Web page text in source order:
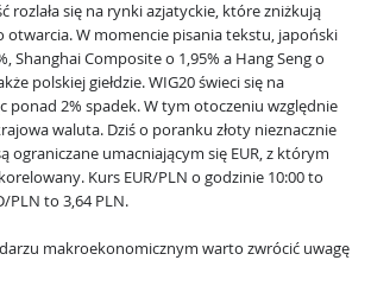
rozlała się na rynki azjatyckie, które zniżkują
otwarcia. W momencie pisania tekstu, japoński
Shanghai Composite o 1,95% a Hang Seng o
polskiej giełdzie. WIG20 świeci się na
ponad 2% spadek. W tym otoczeniu względnie
waluta. Dziś o poranku złoty nieznacznie
ograniczane umacniającym się EUR, z którym
Kurs EUR/PLN o godzinie 10:00 to
PLN to 3,64 PLN.
makroekonomicznym warto zwrócić uwagę